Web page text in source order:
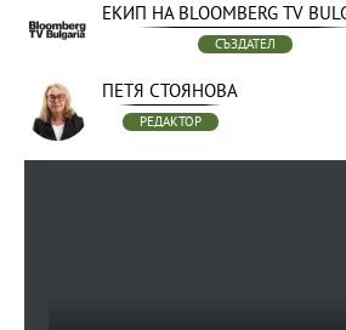
ЕКИП НА BLOOMBERG TV
СЪЗДАТЕЛ
ПЕТЯ СТОЯНОВА
РЕДАКТОР